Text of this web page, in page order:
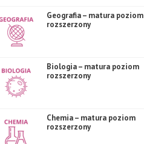
Geografia – matura poziom
rozszerzony
Biologia – matura poziom
rozszerzony
Chemia – matura poziom
rozszerzony